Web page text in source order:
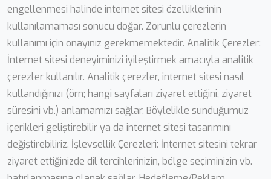
engellenmesi halinde internet sitesi özelliklerinin
kullanılamaması sonucu doğar. Zorunlu çerezlerin
kullanımı için onayınız gerekmemektedir. Analitik Çerezler:
İnternet sitesi deneyiminizi iyileştirmek amacıyla analitik
çerezler kullanılır. Analitik çerezler, internet sitesi nasıl
kullandığınızı (örn; hangi sayfaları ziyaret ettiğini, ziyaret
süresini vb.) anlamamızı sağlar. Böylelikle sunduğumuz
içerikleri geliştirebilir ya da internet sitesi tasarımını
değiştirebiliriz. İşlevsellik Çerezleri: İnternet sitesini tekrar
ziyaret ettiğinizde dil tercihlerinizin, bölge seçiminizin vb.